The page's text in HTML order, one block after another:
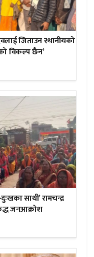
जिताउन स्थानीयको
विकल्प छैन’
साथी’ रामचन्द्र
जनआक्रोश